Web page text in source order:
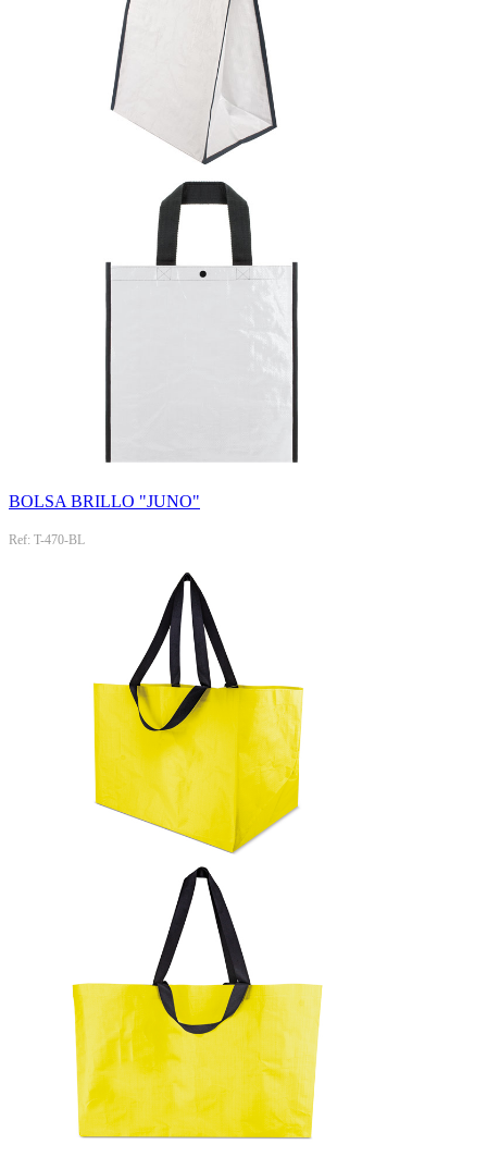
BOLSA BRILLO "JUNO"
Ref: T-470-BL